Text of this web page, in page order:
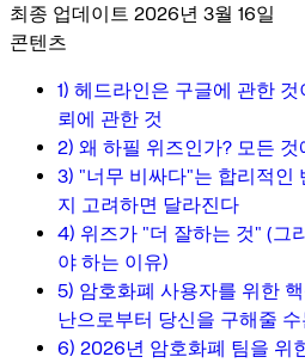
최종 업데이트 2026년 3월 16일
콘텐츠
1) 헤드라인은 구글에 관한
뢰에 관한 것
2) 왜 하필 위즈인가? 모든
3) "너무 비싸다"는 합리적인
지 고려하면 달라진다
4) 위즈가 "더 잘하는 것" (그
야 하는 이유)
5) 암호화폐 사용자를 위한
난으로부터 당신을 구해줄
6) 2026년 암호화폐 팀을 위